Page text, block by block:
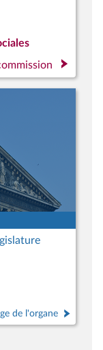
de l'organe